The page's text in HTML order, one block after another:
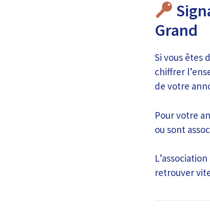
Grand
Si vous êtes
chiffrer
de votre
Pour votre
ou sont
retrouver